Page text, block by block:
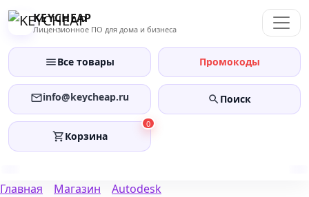
Перейти
KEYCHEAP
Лицензионное ПО для дома и бизнеса
Все товары Промокоды
info@keycheap.ru Поиск
0
Корзина
Главная Магазин Autodesk